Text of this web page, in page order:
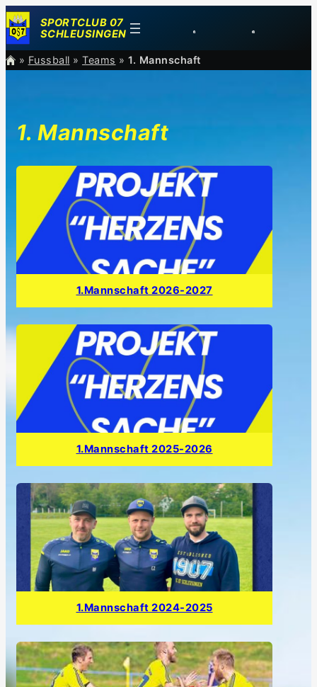
Zum
Inhalt
springen
SPORTCLUB 07
SCHLEUSINGEN
» Fussball » Teams » 1. Mannschaft
1. Mannschaft
1.Mannschaft 2026-2027
1.Mannschaft 2025-2026
1.Mannschaft 2024-2025